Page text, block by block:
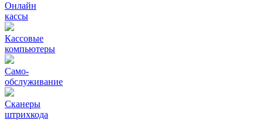
Онлайн
кассы
Кассовые
компьютеры
Само-
обслуживание
Сканеры
штрихкода